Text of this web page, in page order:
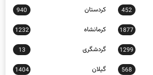
452 کردستان 940
1877 کرمانشاه 1232
1299 گردشگری 13
568 گیلان 1404